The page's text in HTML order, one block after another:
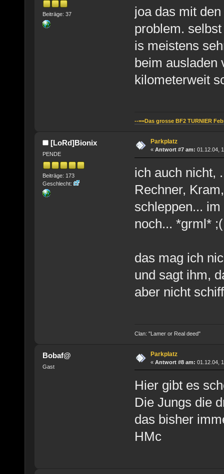
Beiträge: 37
joa das mit
problem.
is meistens
beim ausladen
kilometerweit
--==Das grosse BF2 TURNIER
[LoRd]Bionix
PENDE
Beiträge: 173
Geschlecht:
Parkplatz
« Antwort #7 am: 01.12.04,
ich auch nicht,
Rechner,
schleppen...
noch... *grml* ;(
das mag ich
und sagt ihm,
aber nicht
Clan: "Lamer or Real deed"
Bobaf@
Gast
Parkplatz
« Antwort #8 am: 01.12.04,
Hier gibt es
Die Jungs die
das bisher
HMc